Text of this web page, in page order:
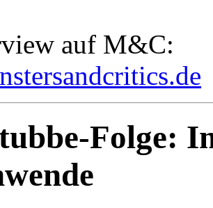
auf M&C:
Folge: